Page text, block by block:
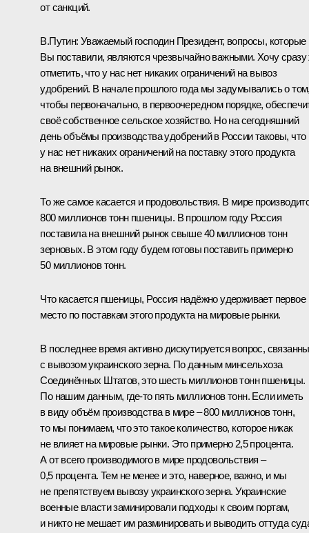
от санкций.
В.Путин: Уважаемый господин Президент, вопросы, которые
Вы поставили, являются чрезвычайно важными. Хочу сразу
отметить, что у нас нет никаких ограничений на вывоз
удобрений. В начале прошлого года мы задумывались о
чтобы первоначально, в первоочередном порядке,
своё собственное сельское хозяйство. Но на сегодняшний
день объёмы производства удобрений в России таковы, что
у нас нет никаких ограничений на поставку этого продукта
на внешний рынок.
То же самое касается и продовольствия. В мире
800 миллионов тонн пшеницы. В прошлом году Россия
поставила на внешний рынок свыше 40 миллионов тонн
зерновых. В этом году будем готовы поставить примерно
50 миллионов тонн.
Что касается пшеницы, Россия надёжно удерживает первое
место по поставкам этого продукта на мировые рынки.
В последнее время активно дискутируется вопрос,
с вывозом украинского зерна. По данным минсельхоза
Соединённых Штатов, это шесть миллионов тонн пшеницы.
По нашим данным, где-то пять миллионов тонн. Если иметь
в виду объём производства в мире ‒ 800 миллионов тонн,
то мы понимаем, что это такое количество, которое никак
не влияет на мировые рынки. Это примерно 2,5 процента.
А от всего производимого в мире продовольствия ‒
0,5 процента. Тем не менее и это, наверное, важно, и мы
не препятствуем вывозу украинского зерна. Украинские
военные власти заминировали подходы к своим портам,
и никто не мешает им разминировать и выводить оттуда